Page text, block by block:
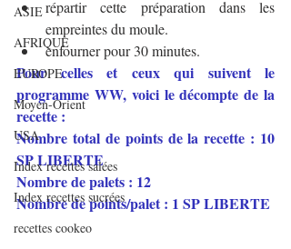
ASIE
AFRIQUE
EUROPE
Moyen-Orient
USA
Index recettes salées
Index recettes sucrées
recettes cookeo
répartir cette préparation dans les
empreintes du moule.
enfourner pour 30 minutes.
Pour celles et ceux qui suivent le
programme WW, voici le décompte de la
recette :
Nombre total de points de la recette : 10
SP LIBERTE
Nombre de palets : 12
Nombre de points/palet : 1 SP LIBERTE